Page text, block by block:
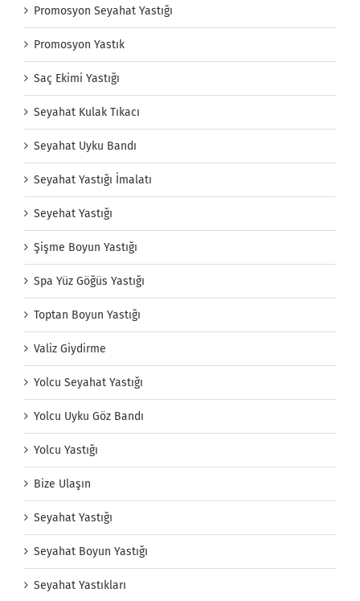
Promosyon Seyahat Yastığı
Promosyon Yastık
Saç Ekimi Yastığı
Seyahat Kulak Tıkacı
Seyahat Uyku Bandı
Seyahat Yastığı İmalatı
Seyehat Yastığı
Şişme Boyun Yastığı
Spa Yüz Göğüs Yastığı
Toptan Boyun Yastığı
Valiz Giydirme
Yolcu Seyahat Yastığı
Yolcu Uyku Göz Bandı
Yolcu Yastığı
Bize Ulaşın
Seyahat Yastığı
Seyahat Boyun Yastığı
Seyahat Yastıkları